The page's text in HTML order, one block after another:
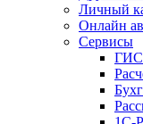
Личный
Онлайн
Сервисы
ГИС